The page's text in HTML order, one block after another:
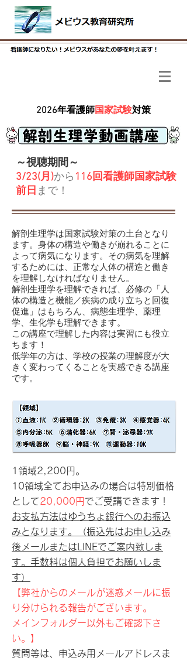
2026年看護師国家試験対策
～視聴期間～
3/23(月)から 116回看護師国家試験
前日 まで！
解剖生理学は国家試験対策の土台となり
ます。身体の構造や働きが崩れることに
よって病気になります。その病気を理解
するためには、正常な人体の構造と働き
を理解しなければなりません。
解剖生理学を理解できれば、必修の「人
体の構造と機能／疾病の成り立ちと回復
促進」はもちろん、病態生理学、薬理
学、生化学も理解できます。
この講座で理解した内容は実習にも役立
ちます！
​低学年の方は、学校の授業の理解度が大
きく変わってくることを実感できる講座
です。
1領域2,200円。
10領域全てお申込みの場合は特別価格
として20,000円でご受講できます！
お支払方法はゆうちょ銀行へのお振込
みとなります。
（振込先はお申し込み
後メールまたはLINEでご案内致しま
す。手数料は個人負担でお願いしま
す）
【弊社からのメールが迷惑メールに振
り分けられる報告がございます。
メインフォルダー以外もご確認下さ
い。】
質問等は、申込み用メールアドレスま